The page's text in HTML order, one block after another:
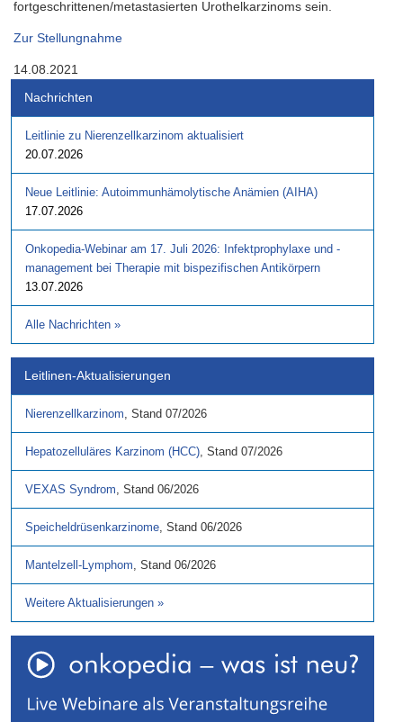
fortgeschrittenen/metastasierten Urothelkarzinoms sein.
Zur Stellungnahme
14.08.2021
Nachrichten
Leitlinie zu Nierenzellkarzinom aktualisiert
20.07.2026
Neue Leitlinie: Autoimmunhämolytische Anämien (AIHA)
17.07.2026
Onkopedia-Webinar am 17. Juli 2026: Infektprophylaxe und -
management bei Therapie mit bispezifischen Antikörpern
13.07.2026
Alle Nachrichten »
Leitlinen-Aktualisierungen
Nierenzellkarzinom, Stand 07/2026
Hepatozelluläres Karzinom (HCC), Stand 07/2026
VEXAS Syndrom, Stand 06/2026
Speicheldrüsenkarzinome, Stand 06/2026
Mantelzell-Lymphom, Stand 06/2026
Weitere Aktualisierungen »